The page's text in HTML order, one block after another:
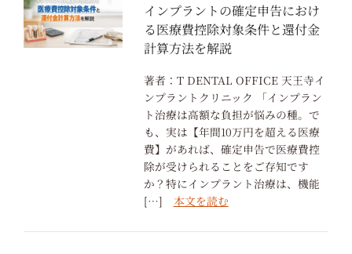
インプラントの確定申告におけ
る医療費控除対象条件と還付金
計算方法を解説
著者：T DENTAL OFFICE 天王寺イ
ンプラントクリニック 「インプラン
ト治療は高額な負担が悩みの種。で
も、実は【年間10万円を超える医療
費】があれば、確定申告で医療費控
除が受けられることをご存知です
か？特にインプラント治療は、機能
[…] 本文を読む